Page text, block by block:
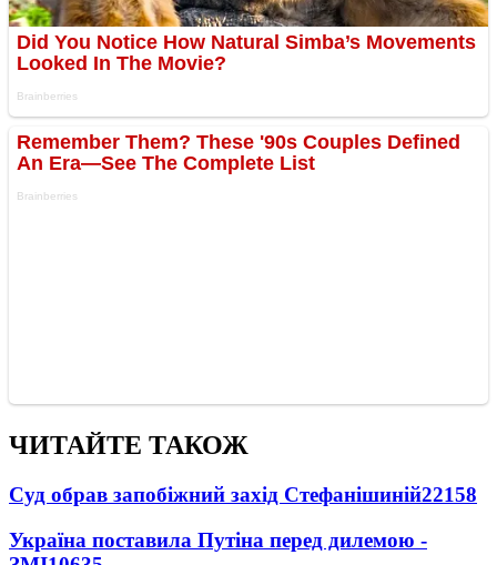
ЧИТАЙТЕ ТАКОЖ
Суд обрав запобіжний захід Стефанішиній22158
Україна поставила Путіна перед дилемою -